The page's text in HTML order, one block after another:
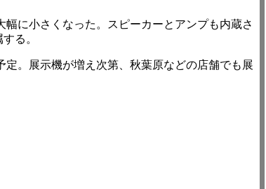
に小さくなった。スピーカーとアンプも内蔵さ
る。
。展示機が増え次第、秋葉原などの店舗でも展